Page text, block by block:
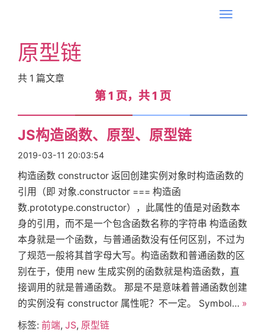
T
n
g
t
i
o
n
首
页
标
签
关
原型链
共 1 篇文章
第 1 页，共 1 页
JS构造函数、原型、原型链
2019-03-11 20:03:54
构造函数 constructor 返回创建实例对象时构造函数的
引用（即 对象.constructor === 构造函
数.prototype.constructor），此属性的值是对函数本
身的引用，而不是一个包含函数名称的字符串 构造函数
本身就是一个函数，与普通函数没有任何区别，不过为
了规范一般将其首字母大写。构造函数和普通函数的区
别在于，使用 new 生成实例的函数就是构造函数，直
接调用的就是普通函数。 那是不是意味着普通函数创建
的实例没有 constructor 属性呢？不一定。 Symbol… »
标签: 前端, JS, 原型链
第 1 页，共 1 页